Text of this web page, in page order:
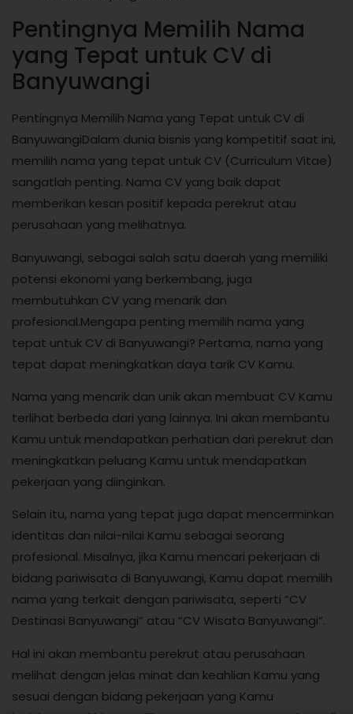
Pentingnya Memilih Nama
yang Tepat untuk CV di
Banyuwangi
Pentingnya Memilih Nama yang Tepat untuk CV di
BanyuwangiDalam dunia bisnis yang kompetitif saat ini,
memilih nama yang tepat untuk CV (Curriculum Vitae)
sangatlah penting. Nama CV yang baik dapat
memberikan kesan positif kepada perekrut atau
perusahaan yang melihatnya.
Banyuwangi, sebagai salah satu daerah yang memiliki
potensi ekonomi yang berkembang, juga
membutuhkan CV yang menarik dan
profesional.Mengapa penting memilih nama yang
tepat untuk CV di Banyuwangi? Pertama, nama yang
tepat dapat meningkatkan daya tarik CV Kamu.
Nama yang menarik dan unik akan membuat CV Kamu
terlihat berbeda dari yang lainnya. Ini akan membantu
Kamu untuk mendapatkan perhatian dari perekrut dan
meningkatkan peluang Kamu untuk mendapatkan
pekerjaan yang diinginkan.
Selain itu, nama yang tepat juga dapat mencerminkan
identitas dan nilai-nilai Kamu sebagai seorang
profesional. Misalnya, jika Kamu mencari pekerjaan di
bidang pariwisata di Banyuwangi, Kamu dapat memilih
nama yang terkait dengan pariwisata, seperti “CV
Destinasi Banyuwangi” atau “CV Wisata Banyuwangi”.
Hal ini akan membantu perekrut atau perusahaan
melihat dengan jelas minat dan keahlian Kamu yang
sesuai dengan bidang pekerjaan yang Kamu